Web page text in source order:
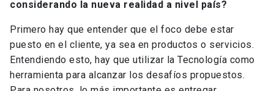
considerando la nueva realidad a nivel país?
Primero hay que entender que el foco debe estar
puesto en el cliente, ya sea en productos o servicios.
Entendiendo esto, hay que utilizar la Tecnología como
herramienta para alcanzar los desafíos propuestos.